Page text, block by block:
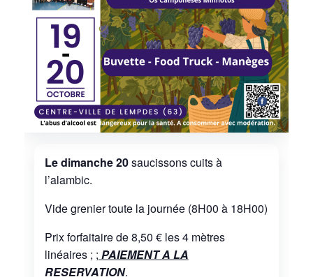
Le dimanche 20saucissons cuits à
l’alambic.
Vide grenier toute la journée (8H00 à 18H00)
Prix forfaitaire de 8,50 € les 4 mètres
linéaires ; ; PAIEMENT A LA
RESERVATION.